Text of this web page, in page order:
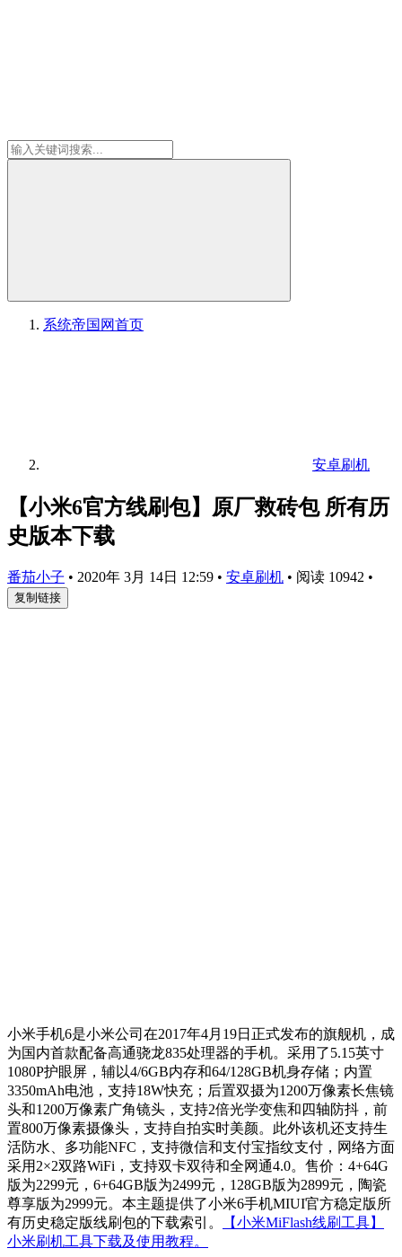
系统帝国网首页
安卓刷机
【小米6官方线刷包】原厂救砖包 所有历
史版本下载
番茄小子 • 2020年 3月 14日 12:59 • 安卓刷机 • 阅读 10942 •
复制链接
小米手机6是小米公司在2017年4月19日正式发布的旗舰机，成
为国内首款配备高通骁龙835处理器的手机。采用了5.15英寸
1080P护眼屏，辅以4/6GB内存和64/128GB机身存储；内置
3350mAh电池，支持18W快充；后置双摄为1200万像素长焦镜
头和1200万像素广角镜头，支持2倍光学变焦和四轴防抖，前
置800万像素摄像头，支持自拍实时美颜。此外该机还支持生
活防水、多功能NFC，支持微信和支付宝指纹支付，网络方面
采用2×2双路WiFi，支持双卡双待和全网通4.0。售价：4+64G
版为2299元，6+64GB版为2499元，128GB版为2899元，陶瓷
尊享版为2999元。本主题提供了小米6手机MIUI官方稳定版所
有历史稳定版线刷包的下载索引。
【小米MiFlash线刷工具】
小米刷机工具下载及使用教程。